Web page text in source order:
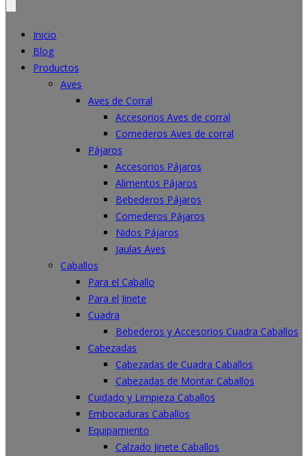
Inicio
Blog
Productos
Aves
Aves de Corral
Accesorios Aves de corral
Comederos Aves de corral
Pájaros
Accesorios Pájaros
Alimentos Pájaros
Bebederos Pájaros
Comederos Pájaros
Nidos Pájaros
Jaulas Aves
Caballos
Para el Caballo
Para el Jinete
Cuadra
Bebederos y Accesorios Cuadra Caballos
Cabezadas
Cabezadas de Cuadra Caballos
Cabezadas de Montar Caballos
Cuidado y Limpieza Caballos
Embocaduras Caballos
Equipamiento
Calzado Jinete Caballos